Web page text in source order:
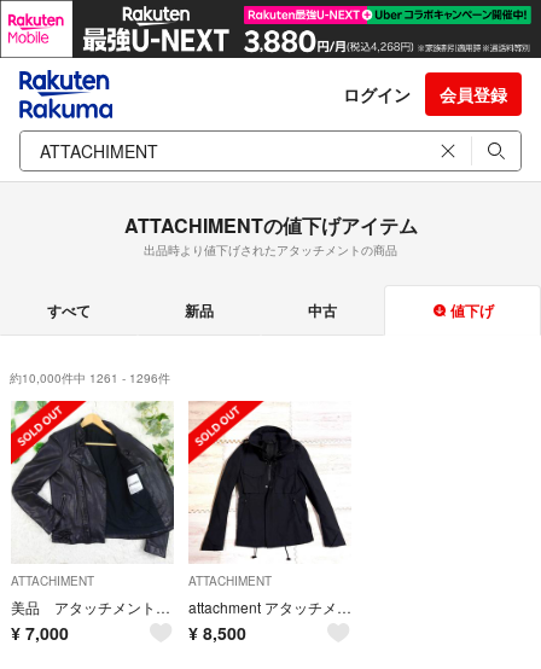
ログイン 会員登録
ATTACHIMENTの値下げアイテム
出品時より値下げされたアタッチメントの商品
すべて 新品 中古 値下げ
約10,000件中 1261 - 1296件
ATTACHIMENT
美品 アタッチメント 羊革 立ち襟 ダブルライダース レザージャケット 1 黒
¥ 7,000
ATTACHIMENT
attachment アタッチメント M65 ブルゾン ミリタリージャケット
¥ 8,500